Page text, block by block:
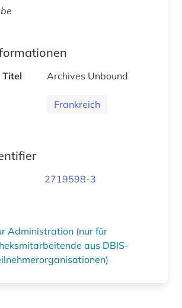
Archives Unbound
Frankreich
2719598-3
Administration (nur für
aus DBIS-